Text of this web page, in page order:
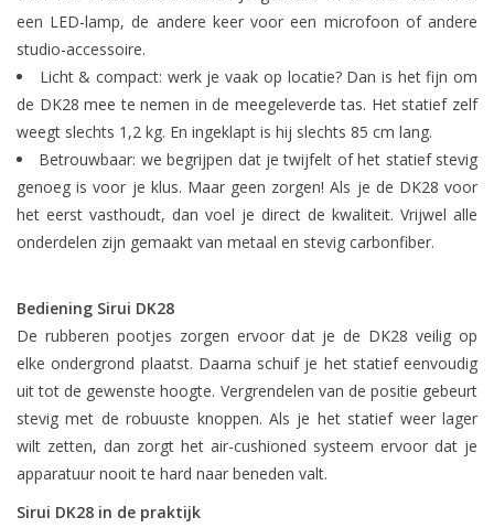
een LED-lamp, de andere keer voor een microfoon of andere
studio-accessoire.
Licht & compact: werk je vaak op locatie? Dan is het fijn om
de DK28 mee te nemen in de meegeleverde tas. Het statief zelf
weegt slechts 1,2 kg. En ingeklapt is hij slechts 85 cm lang.
Betrouwbaar: we begrijpen dat je twijfelt of het statief stevig
genoeg is voor je klus. Maar geen zorgen! Als je de DK28 voor
het eerst vasthoudt, dan voel je direct de kwaliteit. Vrijwel alle
onderdelen zijn gemaakt van metaal en stevig carbonfiber.
Bediening Sirui DK28
De rubberen pootjes zorgen ervoor dat je de DK28 veilig op
elke ondergrond plaatst. Daarna schuif je het statief eenvoudig
uit tot de gewenste hoogte. Vergrendelen van de positie gebeurt
stevig met de robuuste knoppen. Als je het statief weer lager
wilt zetten, dan zorgt het air-cushioned systeem ervoor dat je
apparatuur nooit te hard naar beneden valt.
Sirui DK28 in de praktijk